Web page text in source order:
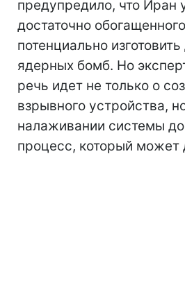
предупредило, что Иран
достаточно
потенциально
ядерных бомб. Но
речь идет не только о
взрывного устройства,
налаживании системы
процесс, который может